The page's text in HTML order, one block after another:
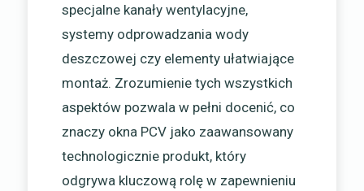
specjalne kanały wentylacyjne,
systemy odprowadzania wody
deszczowej czy elementy ułatwiające
montaż. Zrozumienie tych wszystkich
aspektów pozwala w pełni docenić, co
znaczy okna PCV jako zaawansowany
technologicznie produkt, który
odgrywa kluczową rolę w zapewnieniu